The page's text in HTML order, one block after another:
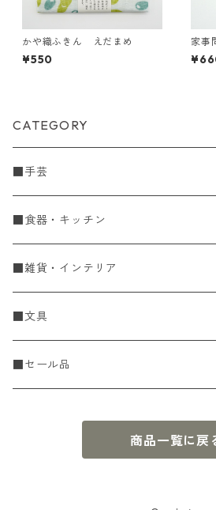
かや織ふきん えだまめ
¥550
家事
CATEGORY
■手芸
手編糸
Spring & Summer
Fall & Winter
刺し子・こぎん
刺し子糸
刺し子ふきん・刺し子布
KIT
ニットツール
■食器・キッチン
食器
豆皿・小皿
中皿
調理道具
かや織ふきん
■雑貨・インテリア
収納雑貨
小物・置物・民芸品
■文具
■セール品
商品一覧に戻